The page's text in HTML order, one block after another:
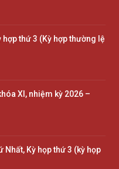
hợp thứ 3 (Kỳ hợp thường lệ
XI, nhiệm kỳ 2026 –
Nhất, Kỳ họp thứ 3 (kỳ họp